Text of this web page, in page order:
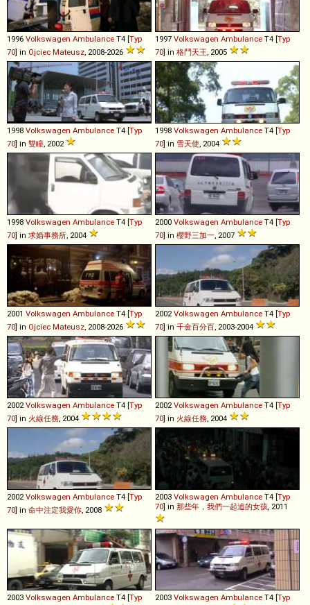
1996 Volkswagen Ambulance T4 [Typ
70] in Ojciec Mateusz , 2008-2026
1997 Volkswagen Ambulance T4 [Typ
70] in 格鬥天王 , 2005
1998 Volkswagen Ambulance T4 [Typ
70] in 雙瞳 , 2002
1998 Volkswagen Ambulance T4 [Typ
70] in 雪天使 , 2004
1998 Volkswagen Ambulance T4 [Typ
70] in 求婚事務所 , 2004
2000 Volkswagen Ambulance T4 [Typ
70] in 櫻野三加一 , 2007
2001 Volkswagen Ambulance T4 [Typ
70] in Ojciec Mateusz , 2008-2026
2002 Volkswagen Ambulance T4 [Typ
70] in 千金百分百 , 2003-2004
2002 Volkswagen Ambulance T4 [Typ
70] in 火線任務 , 2004
2002 Volkswagen Ambulance T4 [Typ
70] in 火線任務 , 2004
2002 Volkswagen Ambulance T4 [Typ
70] in 命中注定我愛你 , 2008
2003 Volkswagen Ambulance T4 [Typ
70] in 那些年，我們一起追的女孩 , 2011
2003 Volkswagen Ambulance T4 [Typ
2003 Volkswagen Ambulance T4 [Typ